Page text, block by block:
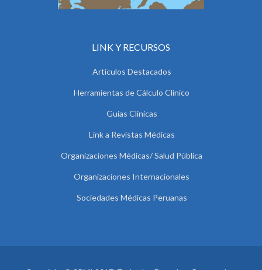
LINK Y RECURSOS
Artículos Destacados
Herramientas de Cálculo Clínico
Guías Clínicas
Link a Revistas Médicas
Organizaciones Médicas/ Salud Pública
Organizaciones Internacionales
Sociedades Médicas Peruanas